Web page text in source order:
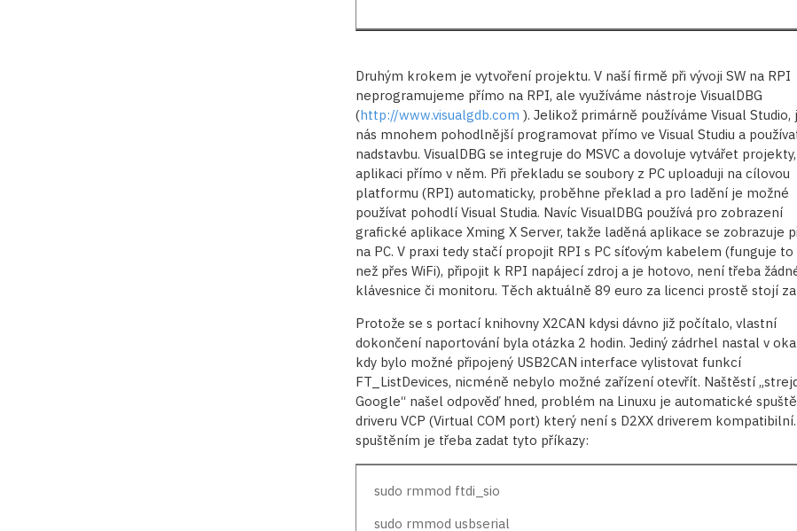
Druhým krokem je vytvoření projektu. V naší firmě při vývoji SW na RPI
neprogramujeme přímo na RPI, ale využíváme nástroje VisualDBG
(http://www.visualgdb.com ). Jelikož primárně používáme Visual Studio,
nás mnohem pohodlnější programovat přímo ve Visual Studiu a
nadstavbu. VisualDBG se integruje do MSVC a dovoluje vytvářet
aplikaci přímo v něm. Při překladu se soubory z PC uploaduji na cílovou
platformu (RPI) automaticky, proběhne překlad a pro ladění je možné
používat pohodlí Visual Studia. Navíc VisualDBG používá pro zobrazení
grafické aplikace Xming X Server, takže laděná aplikace se zobrazuje
na PC. V praxi tedy stačí propojit RPI s PC síťovým kabelem (funguje
než přes WiFi), připojit k RPI napájecí zdroj a je hotovo, není třeba
klávesnice či monitoru. Těch aktuálně 89 euro za licenci prostě stojí
Protože se s portací knihovny X2CAN kdysi dávno již počítalo, vlastní
dokončení naportování byla otázka 2 hodin. Jediný zádrhel nastal v
kdy bylo možné připojený USB2CAN interface vylistovat funkcí
FT_ListDevices, nicméně nebylo možné zařízení otevřít. Naštěstí
Google“ našel odpověď hned, problém na Linuxu je automatické
driveru VCP (Virtual COM port) který není s D2XX driverem
spuštěním je třeba zadat tyto příkazy:
sudo rmmod ftdi_sio
sudo rmmod usbserial